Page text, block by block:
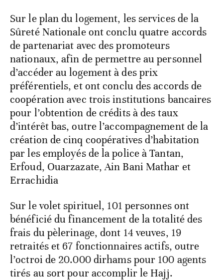
Sur le plan du logement, les services de la
Sûreté Nationale ont conclu quatre accords
de partenariat avec des promoteurs
nationaux, afin de permettre au personnel
d’accéder au logement à des prix
préférentiels, et ont conclu des accords de
coopération avec trois institutions bancaires
pour l’obtention de crédits à des taux
d’intérêt bas, outre l’accompagnement de la
création de cinq coopératives d’habitation
par les employés de la police à Tantan,
Erfoud, Ouarzazate, Ain Bani Mathar et
Errachidia
Sur le volet spirituel, 101 personnes ont
bénéficié du financement de la totalité des
frais du pèlerinage, dont 14 veuves, 19
retraités et 67 fonctionnaires actifs, outre
l’octroi de 20.000 dirhams pour 100 agents
tirés au sort pour accomplir le Hajj.